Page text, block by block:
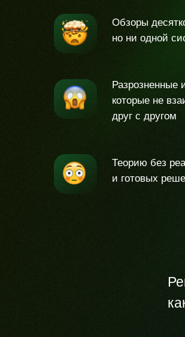
Обзоры
но ни одной
Разрозненные
которые не
друг с другом
Теорию без
и готовых